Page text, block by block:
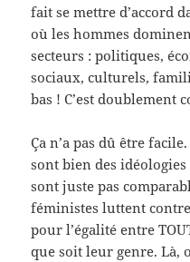
fait se mettre d’accord
où les hommes
secteurs : politiques,
sociaux, culturels,
bas ! C’est doublement
Ça n’a pas dû être
sont bien des
sont juste pas
féministes luttent
pour l’égalité entre
que soit leur genre. Là,